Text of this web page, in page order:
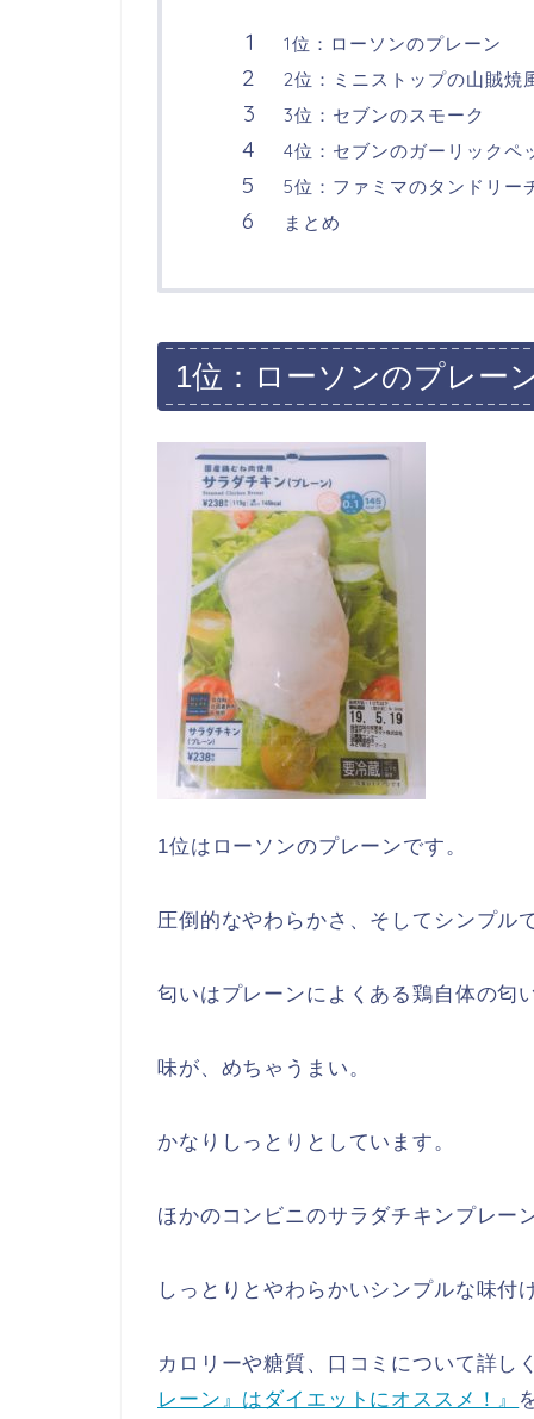
1位：ローソンのプレーン
2位：ミニストップの山賊焼
3位：セブンのスモーク
4位：セブンのガーリックペ
5位：ファミマのタンドリー
まとめ
1位：ローソンのプレー
1位はローソンのプレーンです。
圧倒的なやわらかさ、そしてシンプル
匂いはプレーンによくある鶏自体の匂
味が、めちゃうまい。
かなりしっとりとしています。
ほかのコンビニのサラダチキンプレー
しっとりとやわらかいシンプルな味付
カロリーや糖質、口コミについて詳し
レーン』はダイエットにオススメ！』